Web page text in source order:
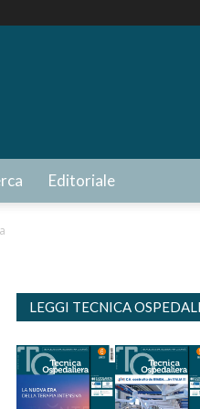
Editoriale
LEGGI TECNICA